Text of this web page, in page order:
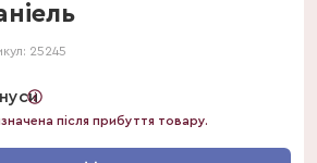
25245
після прибуття товару.